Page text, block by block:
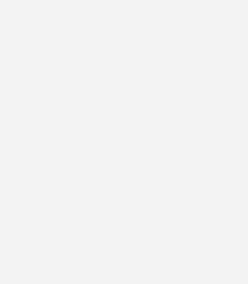
bin ich damit einverstanden, über
und eine Abmeldung ist
Umgang mit Daten finden Sie